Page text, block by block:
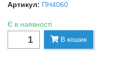
Артикул: ПН4060
Є в наявності
В кошик